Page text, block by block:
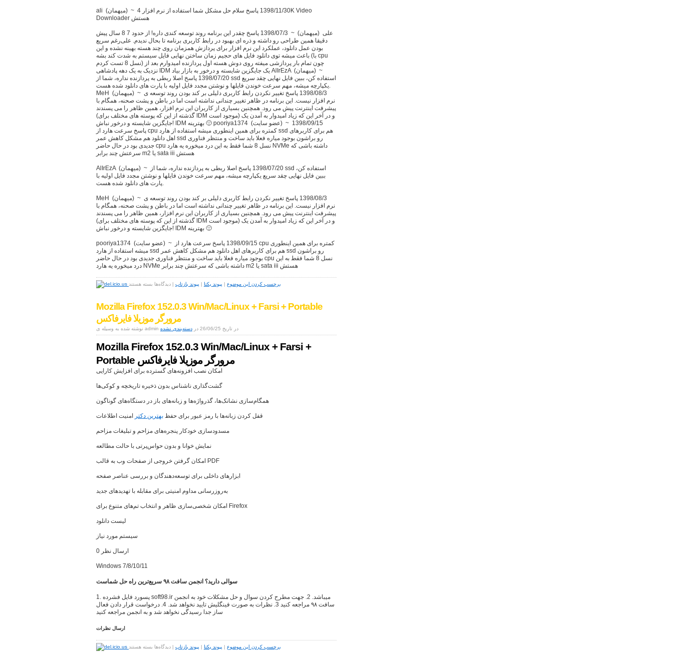
ali (ميهمان) ~ 1398/11/30 پاسخ سلام حل مشکل شما استفاده از نرم افزار 4K Video
Downloader هستش
علی (ميهمان) ~ 1398/07/3 پاسخ چقدر این برنامه روند توسعه کندی داره! از حدود 7 8 سال پیش
دقیقا همین طراحی رو داشته و ذره ای بهبود در رابط کاربری برنامه تا بحال ندیدم. علی‌رغم سریع
بودن عمل دانلود، عملکرد این نرم افزار برای پردازش همزمان روی چند هسته بهینه نشده و این
باعث میشه توی دانلود فایل های حجیم زمان ساختن نهایی فایل سیستم به شدت کند بشه (با cpu
نسل 8 تست کردم) چون تمام بار پردازشی میفته روی دوش هسته اول پردازنده امیدوارم بعد از
نزدیک به یک دهه پادشاهی IDM یک جایگزین شایسته و درخور به بازار بیاد AlIrEzA (ميهمان) ~
1398/07/20 پاسخ اصلا ربطی به پردازنده نداره، شما از ssd استفاده کن، ببین فایل نهایی چقد سریع
یکپارچه میشه، مهم سرعت خوندن فایلها و نوشتن مجدد فایل اولیه با پارت های دانلود شده هست.
MeH (ميهمان) ~ 1398/08/3 پاسخ تغییر نکردن رابط کاربری دلیلی بر کند بودن روند توسعه ی
نرم افزار نیست. این برنامه در ظاهر تغییر چندانی نداشته است اما در باطن و پشت صحنه، همگام با
پیشرفت اینترنت پیش می رود. همچنین بسیاری از کاربران این نرم افزار، همین ظاهر را می پسندند
(گذشته از این که پوسته های مختلف برای IDM موجود است) و در آخر این که زیاد امیدوار به آمدن یک
جایگزین شایسته و درخور نباش! IDM بهترینه 🙂 pooriya1374 (عضو سايت) ~ 1398/09/15
پاسخ سرعت هارد از cpu کمتره برای همین اینطوری میشه استفاده از هارد ssd هم برای کاربرهای
اهل دانلود هم مشکل کاهش عمر ssd رو براشون بوجود میاره فعلا باید ساخت و منتظر فناوری
جدیدی بود در حال حاضر cpu نسل 8 شما فقط به این درد میخوره یه هارد NVMe داشته باشی که
سرعتش چند برابر m2 یا sata iii هستش
AlIrEzA (ميهمان) ~ 1398/07/20 پاسخ اصلا ربطی به پردازنده نداره، شما از ssd استفاده کن،
ببین فایل نهایی چقد سریع یکپارچه میشه، مهم سرعت خوندن فایلها و نوشتن مجدد فایل اولیه با
پارت های دانلود شده هست.
MeH (ميهمان) ~ 1398/08/3 پاسخ تغییر نکردن رابط کاربری دلیلی بر کند بودن روند توسعه ی
نرم افزار نیست. این برنامه در ظاهر تغییر چندانی نداشته است اما در باطن و پشت صحنه، همگام با
پیشرفت اینترنت پیش می رود. همچنین بسیاری از کاربران این نرم افزار، همین ظاهر را می پسندند
(گذشته از این که پوسته های مختلف برای IDM موجود است) و در آخر این که زیاد امیدوار به آمدن یک
جایگزین شایسته و درخور نباش! IDM بهترینه 🙂
pooriya1374 (عضو سايت) ~ 1398/09/15 پاسخ سرعت هارد از cpu کمتره برای همین اینطوری
میشه استفاده از هارد ssd هم برای کاربرهای اهل دانلود هم مشکل کاهش عمر ssd رو براشون
بوجود میاره فعلا باید ساخت و منتظر فناوری جدیدی بود در حال حاضر cpu نسل 8 شما فقط به این
درد میخوره یه هارد NVMe داشته باشی که سرعتش چند برابر m2 یا sata iii هستش
برچسب کردن این موضوع | پیوند یکتا | پیوند بازتاب | دیدگاه‌ها
برای
Manager
(IDM)
6.43.2
+
Portable
مدیریت
دانلود
بسته هستند
Mozilla Firefox 152.0.3 Win/Mac/Linux + Farsi + Portable
مرورگر موزیلا فایرفاکس
نوشته شده به وسیله ی admin در تاریخ 26/06/25 در دسته‌بندی نشده
Mozilla Firefox 152.0.3 Win/Mac/Linux + Farsi +
Portable مرورگر موزیلا فایرفاکس
امکان نصب افزونه‌های گسترده برای افزایش کارایی
گشت‌گذاری ناشناس بدون ذخیره تاریخچه و کوکی‌ها
همگام‌سازی نشانک‌ها، گذرواژه‌ها و زبانه‌های باز در دستگاه‌های گوناگون
قفل کردن زبانه‌ها با رمز عبور برای حفظ بهترین دکتر امنیت اطلاعات
مسدودسازی خودکار پنجره‌های مزاحم و تبلیغات مزاحم
نمایش خوانا و بدون حواس‌پرتی با حالت مطالعه
امکان گرفتن خروجی از صفحات وب به قالب PDF
ابزارهای داخلی برای توسعه‌دهندگان و بررسی عناصر صفحه
به‌روزرسانی مداوم امنیتی برای مقابله با تهدیدهای جدید
امکان شخصی‌سازی ظاهر و انتخاب تم‌های متنوع برای Firefox
لیست دانلود
سیستم مورد نیاز
ارسال نظر 0
Windows 7/8/10/11
سوالی دارید؟ انجمن سافت ٩٨ سریع‌ترین راه حل شماست
1. پسورد فایل فشرده soft98.ir میباشد. 2. جهت مطرح کردن سوال و حل مشکلات خود به انجمن
سافت ٩٨ مراجعه کنید 3. نظرات به صورت فینگلیش تایید نخواهد شد. 4. درخواست قرار دادن فعال
ساز جدا رسیدگی نخواهد شد و به انجمن مراجعه کنید
ارسال نظرات
برچسب کردن این موضوع | پیوند یکتا | پیوند بازتاب | دیدگاه‌ها
برای بسته هستند